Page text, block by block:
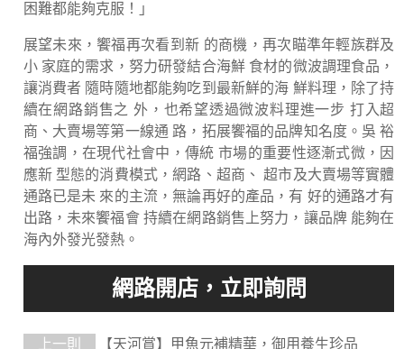
困難都能夠克服！」
展望未來，饗福再次看到新 的商機，再次瞄準年輕族群及
小 家庭的需求，努力研發結合海鮮 食材的微波調理食品，
讓消費者 隨時隨地都能夠吃到最新鮮的海 鮮料理，除了持
續在網路銷售之 外，也希望透過微波料理進一步 打入超
商、大賣場等第一線通 路，拓展饗福的品牌知名度。吳 裕
福強調，在現代社會中，傳統 市場的重要性逐漸式微，因
應新 型態的消費模式，網路、超商、 超市及大賣場等實體
通路已是未 來的主流，無論再好的產品，有 好的通路才有
出路，未來饗福會 持續在網路銷售上努力，讓品牌 能夠在
海內外發光發熱。
上一則 【天河賞】甲魚元補精華，御用養生珍品